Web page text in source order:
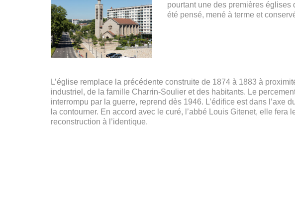
pourtant une des premières
été pensé, mené à terme et
L’église remplace la précédente construite de 1874 à 1883 à
industriel, de la famille Charrin-Soulier et des habitants. Le
interrompu par la guerre, reprend dès 1946. L’édifice est dans l’axe
la contourner. En accord avec le curé, l’abbé Louis Gitenet, elle fera
reconstruction à l’identique.